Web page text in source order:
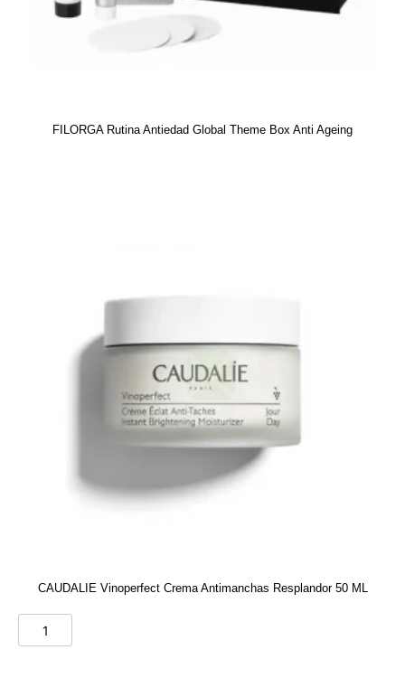
FILORGA Rutina Antiedad Global Theme Box Anti Ageing
CAUDALIE Vinoperfect Crema Antimanchas Resplandor 50 ML